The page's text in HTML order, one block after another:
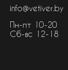
info@vetiver.by
Пн-пт 10-20
Сб-вс 12-18